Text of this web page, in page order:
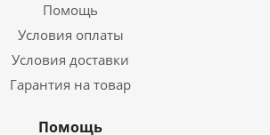
Помощь
Условия оплаты
Условия доставки
Гарантия на товар
Помощь